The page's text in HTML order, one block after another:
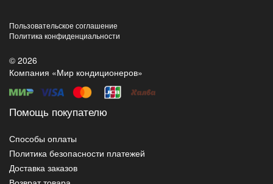
Пользовательское соглашение
Политика конфиденциальности
© 2026
Компания «Мир кондиционеров»
Помощь покупателю
Способы оплаты
Политика безопасности платежей
Доставка заказов